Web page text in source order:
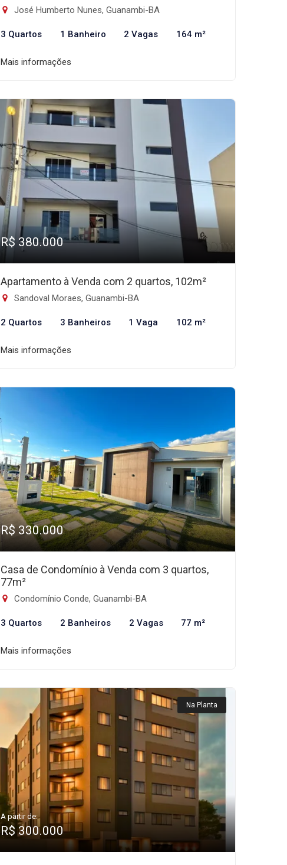
José Humberto Nunes, Guanambi-BA
3 Quartos 1 Banheiro 2 Vagas 164 m²
Mais informações
R$ 380.000
Apartamento à Venda com 2 quartos, 102m²
Sandoval Moraes, Guanambi-BA
2 Quartos 3 Banheiros 1 Vaga 102 m²
Mais informações
R$ 330.000
Casa de Condomínio à Venda com 3 quartos,
77m²
Condomínio Conde, Guanambi-BA
3 Quartos 2 Banheiros 2 Vagas 77 m²
Mais informações
Na Planta
A partir de:
R$ 300.000